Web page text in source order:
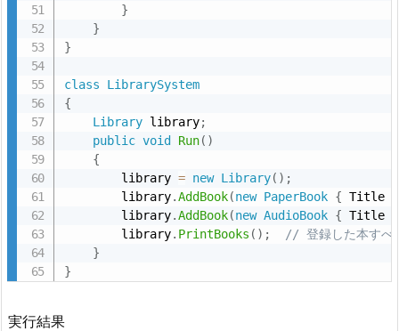
わ
せ
て
使
う
5.
フ
ァ
ク
リ
ー
タ
}
}
}
class
LibrarySystem
{
Library library;
public void Run( )
{
        library
= new Library( ) ;
        library
.AddBook(new PaperBook { Title
        library
.AddBook(new AudioBook { Title
        library
. PrintBooks ( ) ;
// 登録した本すべ
}
}
実行結果